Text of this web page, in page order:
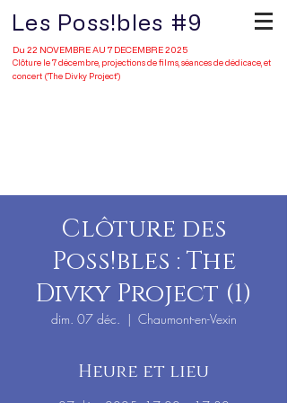
Les Poss!bles #9
Du 22 NOVEMBRE AU 7 DECEMBRE 2025
Clôture le 7 décembre, projections de films, séances de dédicace, et
concert ('The Divky Project')
Clôture des
Poss!bles : The
Divky Project (1)
dim. 07 déc.
  |
Chaumont-en-Vexin
Heure et lieu